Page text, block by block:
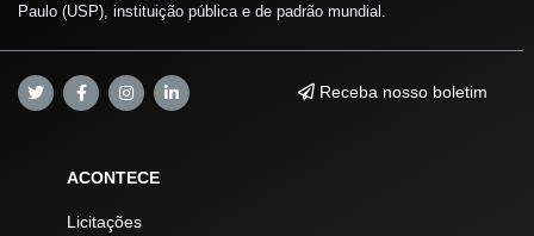
Paulo (USP), instituição pública e de padrão mundial.
Receba nosso boletim
ACONTECE
Licitações